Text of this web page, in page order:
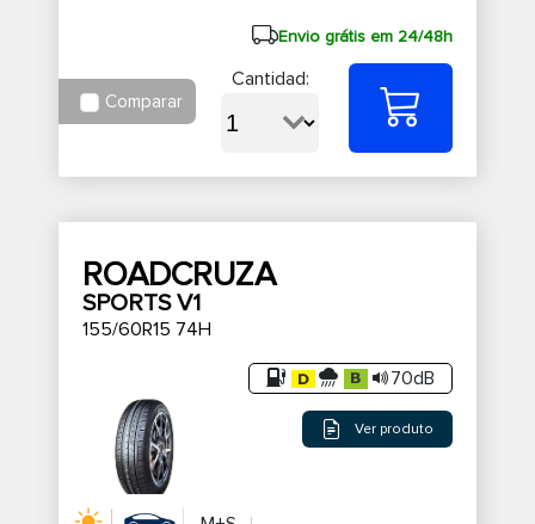
Envio grátis em 24/48h
Comparar
Cantidad:
ROADCRUZA
SPORTS V1
155/60R15 74H
70dB
Ver produto